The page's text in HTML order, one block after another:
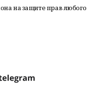
на защите прав любого